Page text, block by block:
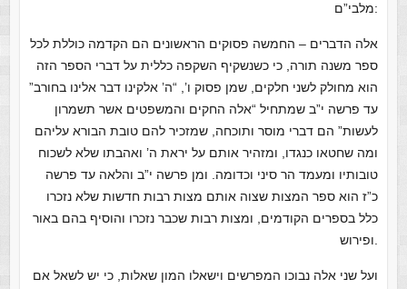
מלבי”ם:
אלה הדברים – החמשה פסוקים הראשונים הם הקדמה כוללת לכל
ספר משנה תורה, כי כשנשקיף השקפה כללית על דברי הספר הזה
הוא מחולק לשני חלקים, שמן פסוק ו’, “ה’ אלקינו דבר אלינו בחורב”
עד פרשה י”ב שמתחיל “אלה החקים והמשפטים אשר תשמרון
לעשות” הם דברי מוסר ותוכחה, שמזכיר להם טובת הבורא עליהם
ומה שחטאו כנגדו, ומזהיר אותם על יראת ה’ ואהבתו שלא לשכוח
טובותיו ומעמד הר סיני וכדומה. ומן פרשה י”ב והלאה עד פרשה
כ”ז הוא ספר המצות שצוה אותם מצות רבות חדשות שלא נזכרו
כלל בספרים הקודמים, ומצות רבות שכבר נזכרו והוסיף בהם באור
ועל שני אלה נבוכו המפרשים וישאלו המון שאלות, כי יש לשאל אם